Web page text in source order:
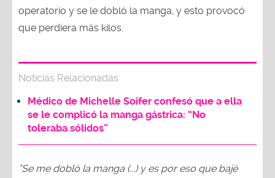
operatorio y se le dobló la manga, y esto provocó
que perdiera más kilos.
Noticias Relacionadas
Médico de Michelle Soifer confesó que a ella
se le complicó la manga gástrica: “No
toleraba sólidos”
“Se me dobló la manga (...) y es por eso que bajé